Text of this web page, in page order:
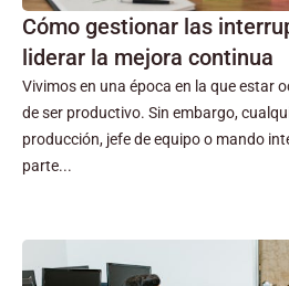
Cómo gestionar las
liderar la mejora continua
Vivimos en una época en la que estar
de ser productivo. Sin embargo,
producción, jefe de equipo o mando
parte...